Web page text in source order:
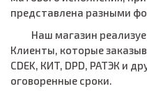
представлена разными
Наш магазин
Клиенты, которые
CDEK, КИТ, DPD, РАТЭК и
оговоренные сроки.